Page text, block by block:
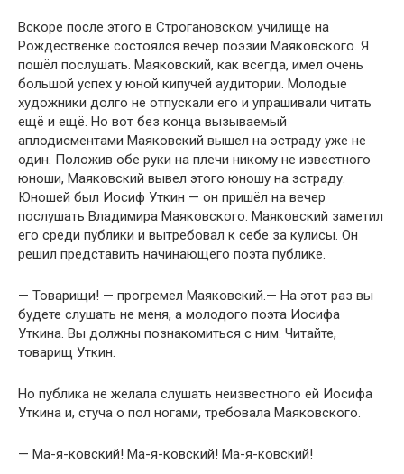
Вскоре после этого в Строгановском училище на
Рождественке состоялся вечер поэзии Маяковского. Я
пошёл послушать. Маяковский, как всегда, имел очень
большой успех у юной кипучей аудитории. Молодые
художники долго не отпускали его и упрашивали читать
ещё и ещё. Но вот без конца вызываемый
аплодисментами Маяковский вышел на эстраду уже не
один. Положив обе руки на плечи никому не известного
юноши, Маяковский вывел этого юношу на эстраду.
Юношей был Иосиф Уткин — он пришёл на вечер
послушать Владимира Маяковского. Маяковский заметил
его среди публики и вытребовал к себе за кулисы. Он
решил представить начинающего поэта публике.
— Товарищи! — прогремел Маяковский.— На этот раз вы
будете слушать не меня, а молодого поэта Иосифа
Уткина. Вы должны познакомиться с ним. Читайте,
товарищ Уткин.
Но публика не желала слушать неизвестного ей Иосифа
Уткина и, стуча о пол ногами, требовала Маяковского.
— Ма-я-ковский! Ма-я-ковский! Ма-я-ковский!